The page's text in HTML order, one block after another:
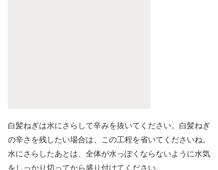
白髪ねぎは水にさらして辛みを抜いてください。白髪ねぎ
の辛さを残したい場合は、この工程を省いてくださいね。
水にさらしたあとは、全体が水っぽくならないように水気
をしっかり切ってから盛り付けてください。